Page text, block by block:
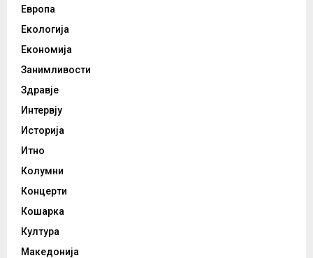
Европа
Екологија
Економија
Занимливости
Здравје
Интервју
Историја
Итно
Колумни
Концерти
Кошарка
Култура
Македонија